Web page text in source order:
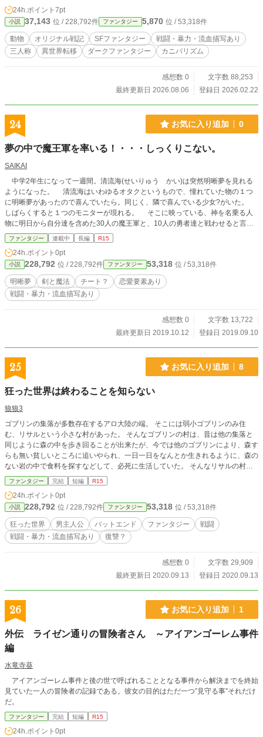
実験の末、彼らはそれぞれ特殊な“異能”を手に入れる。力を得た青龍たちは研
究所内で暴走し、多くの死傷者を出した。 その後、仲間のひとり「麒麟」が
持つ異能の力によって、彼らは異世界へと転移。その世界に小さな村を作り、平
和に暮らそうとしたが…… その願いは叶わず、王国・冒険者・強大な敵たち
との戦いに巻き込まれる。
24h.ポイント 7pt
小説 37,143 位 / 228,792件 ファンタジー 5,870 位 / 53,318件
動物 オリジナル戦記 SFファンタジー
戦闘・暴力・流血描写あり
三人称
異世界転移 ダークファンタジー カニバリズム
感想数 0
文字数 88,253
最終更新日 2026.08.06
登録日 2026.02.22
24 お気に入り追加 0
夢の中で魔王軍を率いる！・・・しっくりこない。
SAIKAI
中学2年生になって一週間。清流海(せいりゅう かい)は突然明晰夢を見れる
ようになった。 清流海はいわゆるオタクというもので、憧れていた物の１つ
に明晰夢があったので喜んでいたら。同じく、隣で喜んでいる少女?がいた。
しばらくすると１つのモニターが現れる。 そこに映っている、神を名乗る人
物に明日から自分達を含めた30人の魔王軍と、10人の勇者達と戦わせると言
う。 いきなり夢の中で戦うことになり、なぜか魔王軍に入れられ困惑する
が。まあ、オタクとしては別に良かったので、これは夢だと自分に言い聞かせ、
戦うことにした。
ファンタジー 連載中 長編 R15
24h.ポイント 0pt
小説 228,792 位 / 228,792件 ファンタジー 53,318 位 / 53,318件
明晰夢 剣と魔法 チート？
恋愛要素あり
戦闘・暴力・流血描写あり
感想数 0
文字数 13,722
最終更新日 2019.10.12
登録日 2019.09.10
25 お気に入り追加 8
狂った世界は終わることを知らない
狼狼3
ゴブリンの集落が多数存在するアロ大陸の端。 そこには弱小ゴブリンのみ住
む、リサルという小さな村があった。 そんなゴブリンの村は、昔は他の集落と
同じように森の中を歩き回ることが出来たが、今では他のゴブリンにより、森す
らも無い貧しいところに追いやられ、一日一日をなんとか生きれるように、森の
ない岩の中で食料を探すなどして、必死に生活していた。 そんなリサルの村
に、弱小ゴブリンの中でも更に体が小さく、軽く叩けばすぐこの世を去るよう
な、弱小ゴブリンの中でも弱小なゴブリンが生まれた。 そんなリサル村に、ま
たしても森を占領し、自分達を追い出したゴブリン達が襲ってくる。 そんなゴ
ブリン達からどうにかして、家族全員で生き残ろうとする彼。 しかし、それは
叶わない。 これは、悲しき物語。 お気に入り登録してくれると嬉しいです(ー
ー;
ファンタジー 完結 短編 R15
24h.ポイント 0pt
小説 228,792 位 / 228,792件 ファンタジー 53,318 位 / 53,318件
狂った世界 男主人公 バットエンド ファンタジー
戦闘
戦闘・暴力・流血描写あり
復讐？
感想数 0
文字数 29,909
最終更新日 2020.09.13
登録日 2020.09.13
26 お気に入り追加 1
外伝 ライゼン通りの冒険者さん ～アイアンゴーレム事件
編
水竜寺葵
アイアンゴーレム事件と後の世で呼ばれることとなる事件から解決までを終始
見ていた一人の冒険者の記録である。彼女の目的はただ一つ”見守る事”それだけ
だ。
ファンタジー 完結 短編 R15
24h.ポイント 0pt